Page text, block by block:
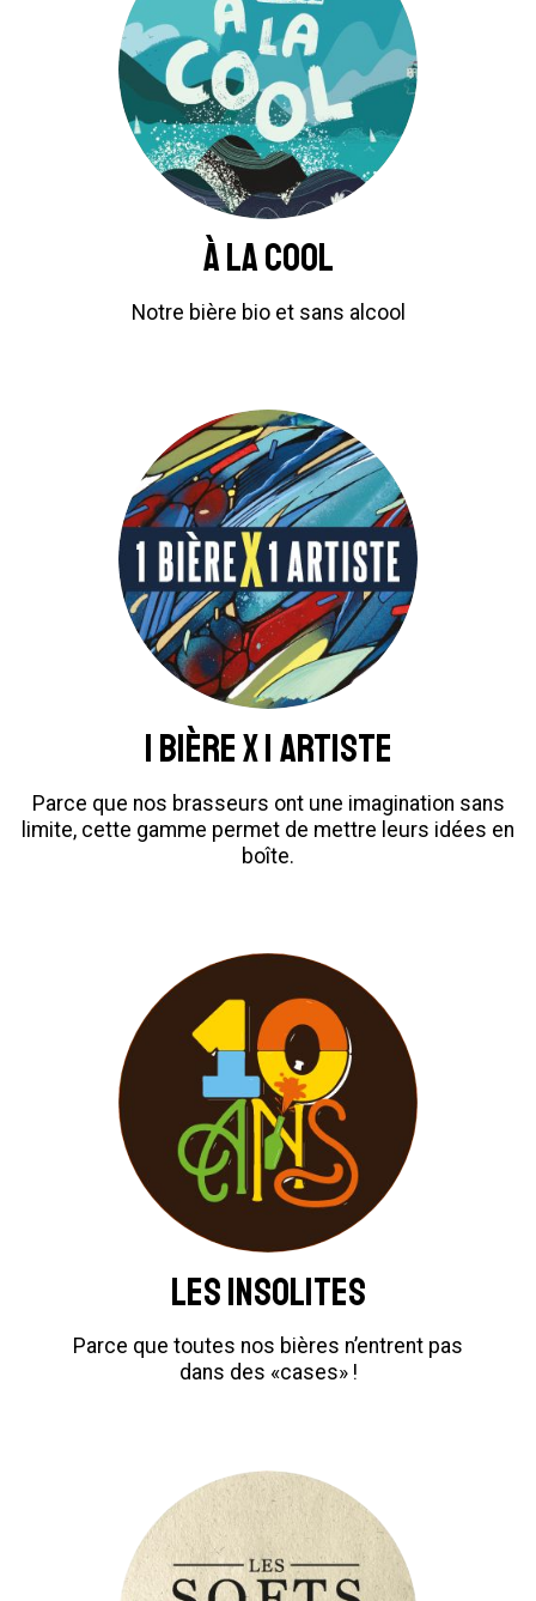
À la cool
Notre bière bio et sans alcool
1 BIÈRE X 1 ARTISTE
Parce que nos brasseurs ont une imagination sans
limite, cette gamme permet de mettre leurs idées en
boîte.
Les insolites
Parce que toutes nos bières n’entrent pas
dans des «cases» !